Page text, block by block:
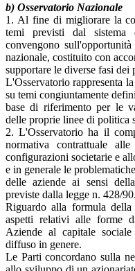
b) Osservatorio Nazionale
1. Al fine di migliorare la
temi previsti dal sistema
convengono
nazionale, costituito con
supportare le diverse fasi dei
L'Osservatorio rappresenta
su temi congiuntamente
base di riferimento per le
delle proprie linee di politica
2. L'Osservatorio ha il
normativa contrattuale
configurazioni societarie e
e in generale le
delle aziende ai sensi
previste dalla legge n. 428/90.
Riguardo alla formula
aspetti relativi alle forme
Aziende al capitale
diffuso in genere.
Le Parti concordano sulla